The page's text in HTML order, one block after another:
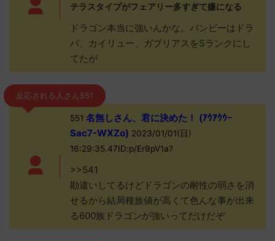
テラスタイプがフェアリー多すぎて嫌になる
ドラゴン本当に強いんかな。バンビーはドラ
パ、カイリュー、ガブリアスをSランクにし
てたが
反応される人さん551
551 名無しさん、君に決めた！ (ｱｳｱｳｳｰ
Sac7-WXZo) 2023/01/01(日)
16:29:35.47ID:p/Er9pV1a?
>>541
勘違いしてるけどドラゴンの耐性の弱さを消
せるから結局種族値が高くて色んな事が出来
る600族ドラゴンが強いってだけだぞ